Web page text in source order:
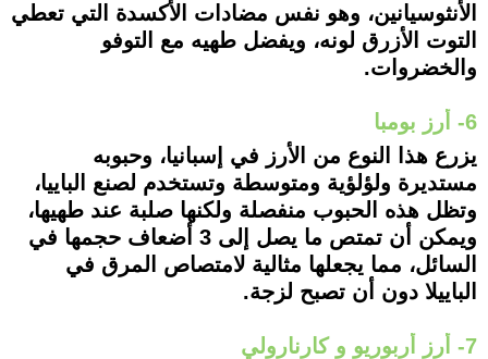
الأنثوسيانين، وهو نفس مضادات الأكسدة التي تعطي
التوت الأزرق لونه، ويفضل طهيه مع التوفو
والخضروات.
6- أرز بومبا
يزرع هذا النوع من الأرز في إسبانيا، وحبوبه
مستديرة ولؤلؤية ومتوسطة وتستخدم لصنع الباييا،
وتظل هذه الحبوب منفصلة ولكنها صلبة عند طهيها،
ويمكن أن تمتص ما يصل إلى 3 أضعاف حجمها في
السائل، مما يجعلها مثالية لامتصاص المرق في
الباييلا دون أن تصبح لزجة.
7- أرز أربوريو و كارنارولي